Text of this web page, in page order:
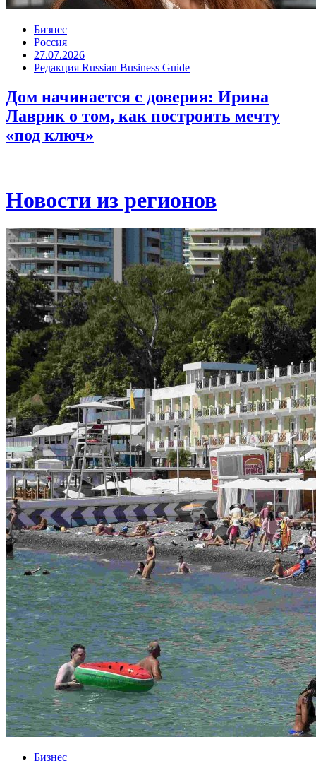
Бизнес
Россия
27.07.2026
Редакция Russian Business Guide
Дом начинается с доверия: Ирина
Лаврик о том, как построить мечту
«под ключ»
Новости из регионов
Бизнес